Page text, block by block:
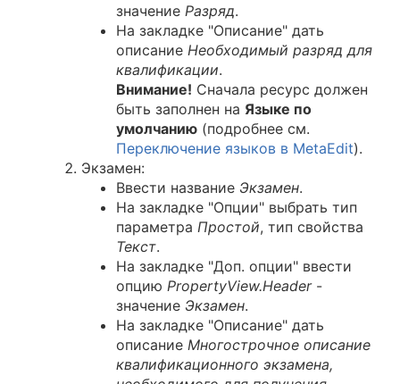
значение Разряд.
На закладке "Описание" дать
описание Необходимый разряд для
квалификации.
Внимание! Сначала ресурс должен
быть заполнен на Языке по
умолчанию (подробнее см.
Переключение языков в MetaEdit).
Экзамен:
Ввести название Экзамен.
На закладке "Опции" выбрать тип
параметра Простой, тип свойства
Текст.
На закладке "Доп. опции" ввести
опцию PropertyView.Header-
значение Экзамен.
На закладке "Описание" дать
описание Многострочное описание
квалификационного экзамена,